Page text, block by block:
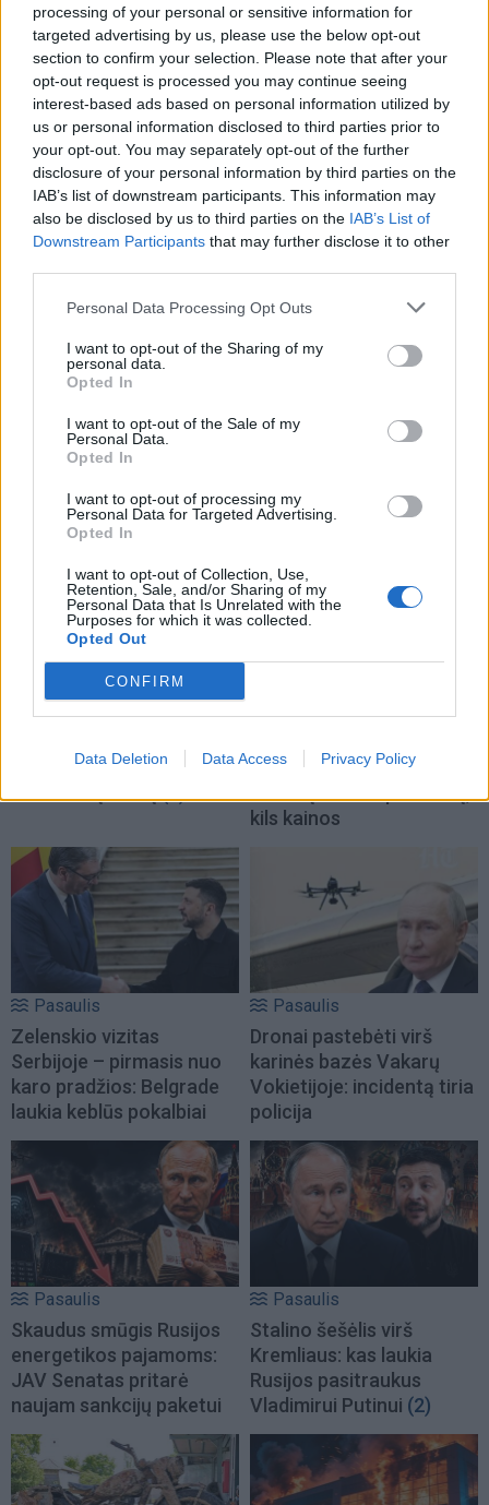
processing of your personal or sensitive information for
targeted advertising by us, please use the below opt-out
section to confirm your selection. Please note that after your
opt-out request is processed you may continue seeing
interest-based ads based on personal information utilized by
us or personal information disclosed to third parties prior to
your opt-out. You may separately opt-out of the further
disclosure of your personal information by third parties on the
IAB’s list of downstream participants. This information may
also be disclosed by us to third parties on the IAB’s List of
Downstream Participants that may further disclose it to other
Personal Data Processing Opt Outs
I want to opt-out of the Sharing of my
personal data.
Opted In
I want to opt-out of the Sale of my
Personal Data.
Opted In
I want to opt-out of processing my
Personal Data for Targeted Advertising.
Opted In
I want to opt-out of Collection, Use,
Retention, Sale, and/or Sharing of my
Personal Data that Is Unrelated with the
Purposes for which it was collected.
Opted Out
CONFIRM
Data Deletion Data Access Privacy Policy
Sutinku sutaisyklėmis
This site is protected by
reCAPTCHA and the Google
Privacy Policy
and
Terms of
Service apply.
TAIP PAT SKAITYKITE
Pasaulis
pavagia kuro už šimtus
Pasaulis
parduotuvėse pritrūks
kils kainos
Pasaulis
Zelenskio vizitas
Serbijoje – pirmasis nuo
karo pradžios: Belgrade
laukia keblūs pokalbiai
Pasaulis
Dronai pastebėti virš
karinės bazės Vakarų
Vokietijoje: incidentą tiria
policija
Pasaulis
Skaudus smūgis Rusijos
energetikos pajamoms:
JAV Senatas pritarė
naujam sankcijų paketui
Pasaulis
Stalino šešėlis virš
Kremliaus: kas laukia
Rusijos pasitraukus
Vladimirui Putinui (2)